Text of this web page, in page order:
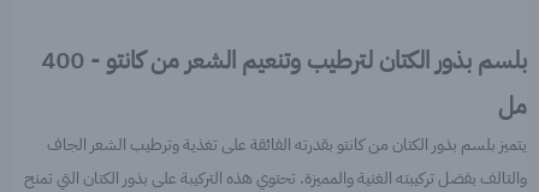
بلسم بذور الكتان لترطيب وتنعيم الشعر من كانتو - 400
مل
يتميز بلسم بذور الكتان من كانتو بقدرته الفائقة على تغذية وترطيب الشعر الجاف
والتالف بفضل تركيبته الغنية والمميزة. تحتوي هذه التركيبة على بذور الكتان التي تمنح